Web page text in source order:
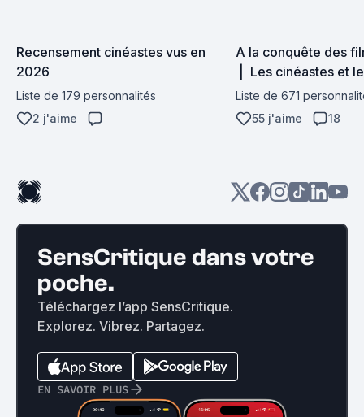
Recensement cinéastes vus en
2026
Liste de 179 personnalités
2 j'aime
A la conquête des
|  Les cinéastes et
filmographie
Liste de 671
55 j'aime
18
SensCritique dans votre
poche.
Téléchargez l’app SensCritique.
Explorez. Vibrez. Partagez.
EN SAVOIR PLUS